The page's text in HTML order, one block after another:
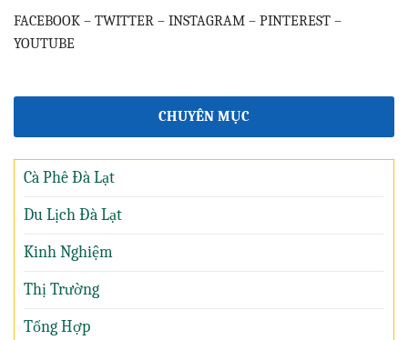
FACEBOOK – TWITTER – INSTAGRAM – PINTEREST –
YOUTUBE
CHUYÊN MỤC
Cà Phê Đà Lạt
Du Lịch Đà Lạt
Kinh Nghiệm
Thị Trường
Tổng Hợp